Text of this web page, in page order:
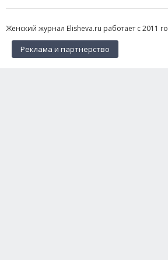
Женский журнал Elisheva.ru работает с 2011
Реклама и партнерство